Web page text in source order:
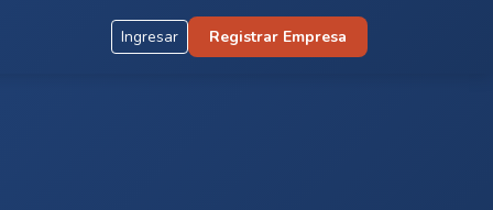
Ingresar Registrar Empresa